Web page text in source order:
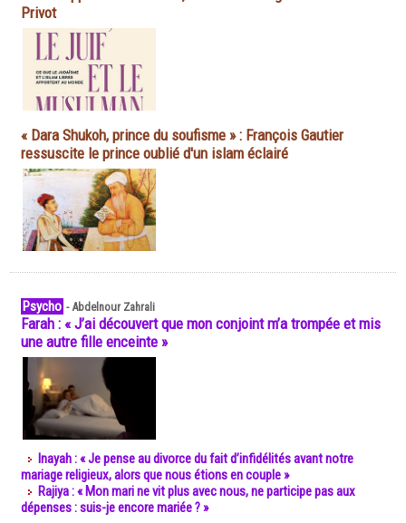
Privot
« Dara Shukoh, prince du soufisme » : François Gautier
ressuscite le prince oublié d'un islam éclairé
Psycho -Abdelnour Zahrali
Farah : « J’ai découvert que mon conjoint m’a trompée et mis
une autre fille enceinte »
Inayah : « Je pense au divorce du fait d’infidélités avant notre
mariage religieux, alors que nous étions en couple »
Rajiya : « Mon mari ne vit plus avec nous, ne participe pas aux
dépenses : suis-je encore mariée ? »